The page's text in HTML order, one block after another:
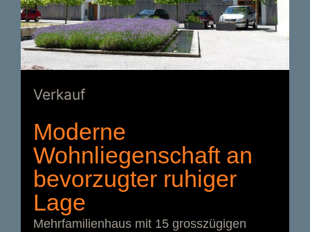
Verkauf
Moderne
Wohnliegenschaft an
bevorzugter ruhiger
Lage
Mehrfamilienhaus mit 15 grosszügigen